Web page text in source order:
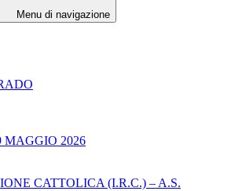
Menu di navigazione
MAGGIO 2026
CATTOLICA (I.R.C.) – A.S.